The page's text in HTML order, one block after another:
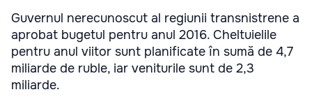
Guvernul nerecunoscut al regiunii transnistrene a
aprobat bugetul pentru anul 2016. Cheltuielile
pentru anul viitor sunt planificate în sumă de 4,7
miliarde de ruble, iar veniturile sunt de 2,3
miliarde.